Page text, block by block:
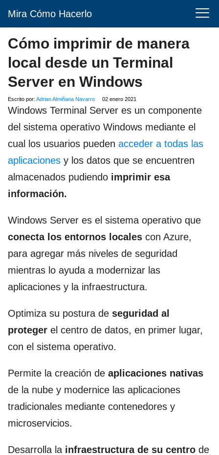
Mira Cómo Hacerlo
Cómo imprimir de manera
local desde un Terminal
Server en Windows
Escrito por: Adrian Almiñana Navarro 02 enero 2021
Windows Terminal Server es un componente
del sistema operativo Windows mediante el
cual los usuarios pueden acceder a todas las
aplicaciones y los datos que se encuentren
almacenados pudiendo imprimir esa
información.
Windows Server es el sistema operativo que
conecta los entornos locales con Azure,
para agregar más niveles de seguridad
mientras lo ayuda a modernizar las
aplicaciones y la infraestructura.
Optimiza su postura de seguridad al
proteger el centro de datos, en primer lugar,
con el sistema operativo.
Permite la creación de aplicaciones nativas
de la nube y modernice las aplicaciones
tradicionales mediante contenedores y
microservicios.
Desarrolla la infraestructura de su centro de